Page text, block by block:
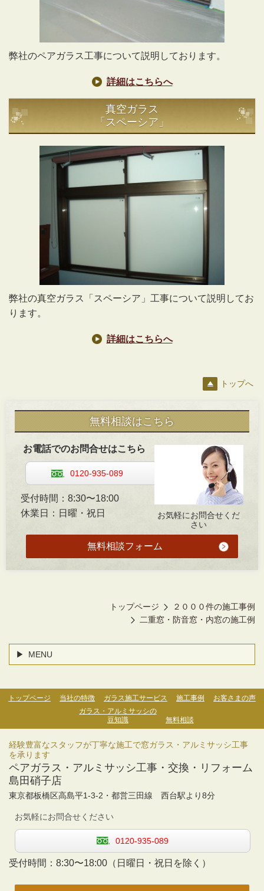
弊社のペアガラス工事について説明しております。
詳細はこちらへ
真空ガラス
「スペーシア」
弊社の真空ガラス「スペーシア」工事について説明してお
ります。
詳細はこちらへ
トップへ
無料相談はこちら
お気軽にお問合せくだ
さい
お電話でのお問合せはこちら
0120-935-089
受付時間：8:30〜18:00
休業日：日曜・祝日
無料相談フォーム
トップページ
２０００件の施工事例
二重窓・防音窓・内窓の施工例
MENU
トップページ 当社の特徴 ガラス施工サービス 施工事例
お客さまの声
ガラス・アルミサッシの
豆知識
無料相談
経験豊富なスタッフが丁寧な施工で窓ガラス・アルミサッシ工事
を承ります
ペアガラス・アルミサッシ工事・交換・リフォーム
島田硝子店
東京都板橋区高島平1-3-2・ 都営三田線 西台駅より8分
お気軽にお問合せください
0120-935-089
受付時間： 8:30〜18:00 （日曜日・祝日を除く）